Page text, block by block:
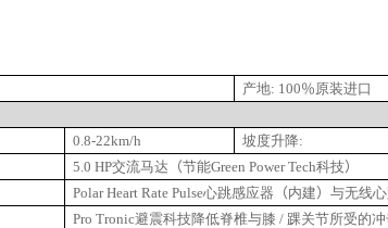
产地: 100％原装进口
0.8-22km/h 坡度升降:
5.0 HP交流马达 （节能Green Power Tech科技）
Polar Heart Rate Pulse心跳感应器 （内建） 与无线
Pro Tronic避震科技降低脊椎与膝 / 踝关节所受的